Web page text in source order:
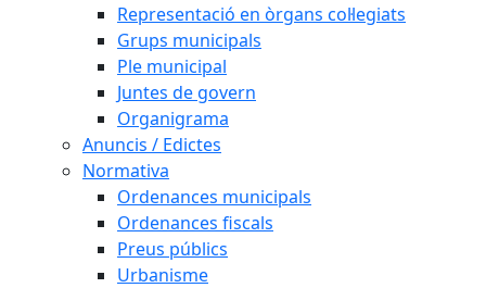
Representació en òrgans col·legiats
Grups municipals
Ple municipal
Juntes de govern
Organigrama
Anuncis / Edictes
Normativa
Ordenances municipals
Ordenances fiscals
Preus públics
Urbanisme